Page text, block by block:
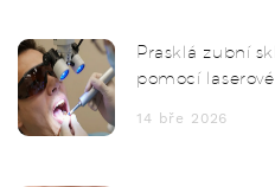
Prasklá zubní
pomocí
14 bře 2026